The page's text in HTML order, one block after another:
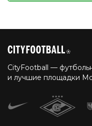
CityFootball —
и лучшие площадки